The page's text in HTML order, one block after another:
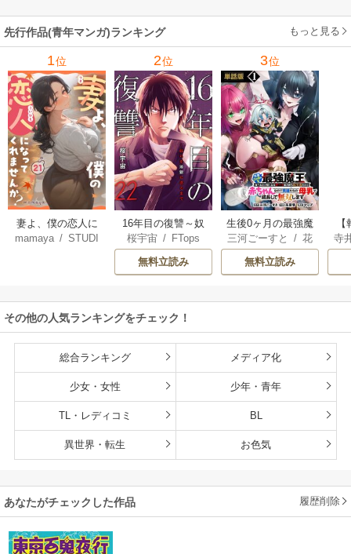
してみた
先行作品(青年マンガ)ランキング もっと見る
1位
妻よ、僕の恋人に
なってくれません
mamaya /STUDI
2位
16年目の復讐～奴
らを地獄に送るま
で
桜宇宙 / FTops
無料立読み
3位
生後0ヶ月の最強魔
王 食べるだけ強
くなるチート能力
持ち転生者だけど
雄たちの母乳で成
三河ごーすと /花
房雪/マップ
無料立読み
解
寺
その他の人気ランキングをチェック！
総合ランキング メディア化
少女・女性 少年・青年
TL・レディコミ BL
異世界・転生 お色気
あなたがチェックした作品 履歴削除